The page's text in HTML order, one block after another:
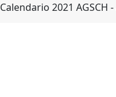
Calendario 2021 AGSCH